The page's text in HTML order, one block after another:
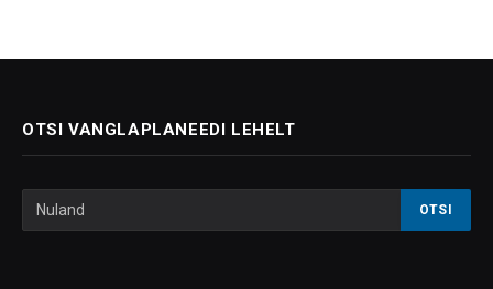
OTSI VANGLAPLANEEDI LEHELT